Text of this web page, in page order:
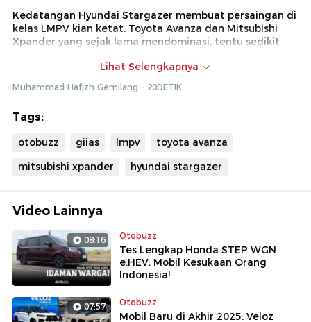
Kedatangan Hyundai Stargazer membuat persaingan di
kelas LMPV kian ketat. Toyota Avanza dan Mitsubishi
Xpander yang sejak lama mendominasi, tentu sedikit
komparasi bagian interior dan fitur di dalam kabin dari
lebih baik? Simak program Otobuzz berikut ini!
Lihat Selengkapnya
Muhammad Hafizh Gemilang - 20DETIK
Tags:
otobuzz giias lmpv
toyota avanza
mitsubishi xpander
hyundai stargazer
Video Lainnya
08:16 Otobuzz
Tes Lengkap Honda STEP WGN
e:HEV: Mobil Kesukaan Orang
Indonesia!
07:57 Otobuzz
Mobil Baru di Akhir 2025: Veloz